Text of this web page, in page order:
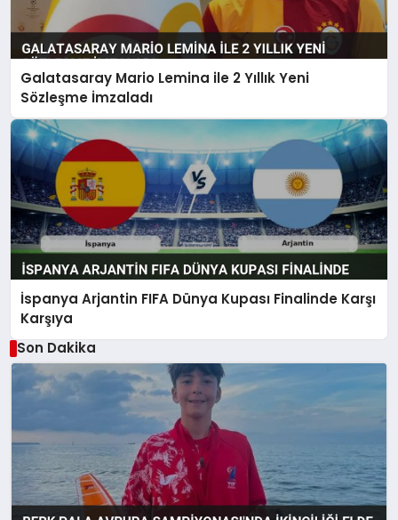
Galatasaray Mario Lemina ile 2 Yıllık Yeni
Sözleşme İmzaladı
İspanya Arjantin FIFA Dünya Kupası Finalinde Karşı
Karşıya
Son Dakika